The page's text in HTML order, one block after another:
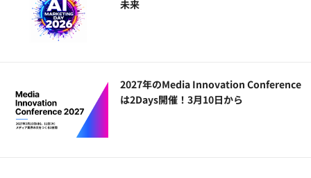
未来
2027年のMedia Innovation Conference
は2Days開催！3月10日から